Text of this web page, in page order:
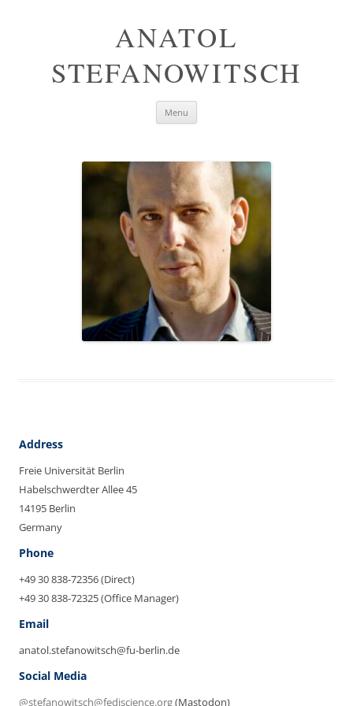
ANATOL
STEFANOWITSCH
Menu
Address
Freie Universität Berlin
Habelschwerdter Allee 45
14195 Berlin
Germany
Phone
+49 30 838-72356 (Direct)
+49 30 838-72325 (Office Manager)
Email
anatol.stefanowitsch@fu-berlin.de
Social Media
@stefanowitsch@fediscience.org(Mastodon)